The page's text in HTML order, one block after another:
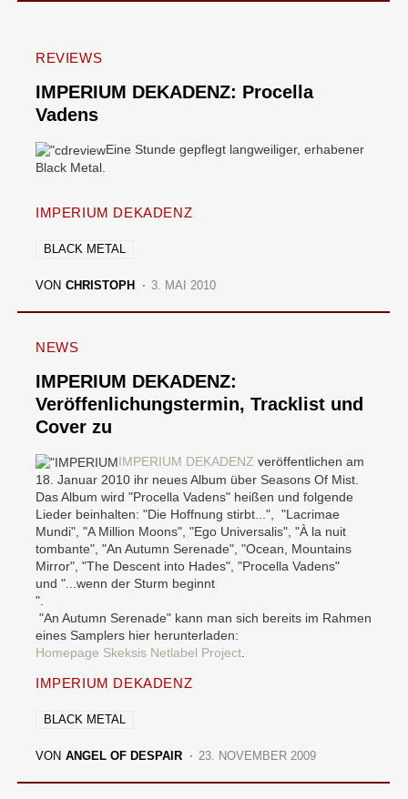
REVIEWS
IMPERIUM DEKADENZ: Procella
Vadens
Eine Stunde gepflegt langweiliger, erhabener
Black Metal.
IMPERIUM DEKADENZ
BLACK METAL
VON CHRISTOPH 3. MAI 2010
NEWS
IMPERIUM DEKADENZ:
Veröffenlichungstermin, Tracklist und
Cover zu
IMPERIUM DEKADENZ veröffentlichen am
18. Januar 2010 ihr neues Album über Seasons Of Mist.
Das Album wird "Procella Vadens" heißen und folgende
Lieder beinhalten: "Die Hoffnung stirbt...", "Lacrimae
Mundi", "A Million Moons", "Ego Universalis", "À la nuit
tombante", "An Autumn Serenade", "Ocean, Mountains
Mirror", "The Descent into Hades", "Procella Vadens"
und "...wenn der Sturm beginnt
".
"An Autumn Serenade" kann man sich bereits im Rahmen
eines Samplers hier herunterladen:
Homepage Skeksis Netlabel Project
IMPERIUM DEKADENZ
BLACK METAL
VON ANGEL OF DESPAIR 23. NOVEMBER 2009